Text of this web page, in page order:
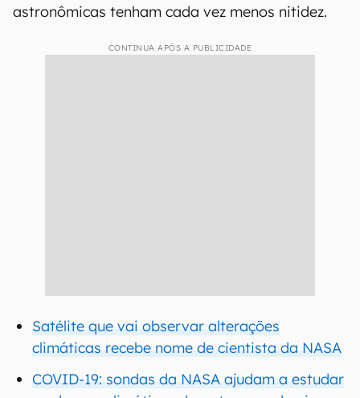
astronômicas tenham cada vez menos nitidez.
CONTINUA APÓS A PUBLICIDADE
Satélite que vai observar alterações
climáticas recebe nome de cientista da NASA
COVID-19: sondas da NASA ajudam a estudar